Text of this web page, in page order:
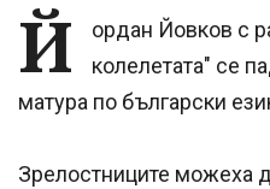
Й
ордан Йовков с
колелетата" се
матура по български
Зрелостниците можеха